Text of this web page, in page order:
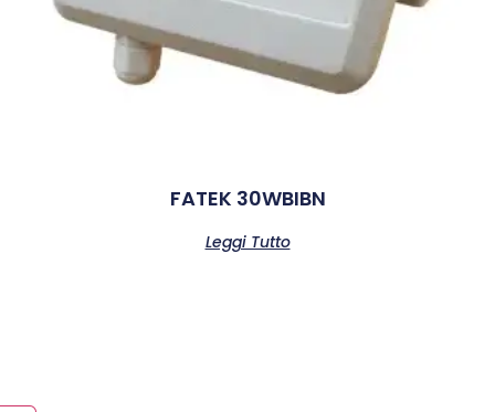
FATEK 30WBIBN
Leggi Tutto